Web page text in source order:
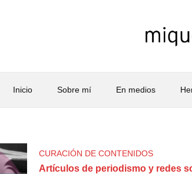
Inicio Sobre mí En medios
CURACIÓN DE CONTENIDOS
Artículos de periodismo y redes